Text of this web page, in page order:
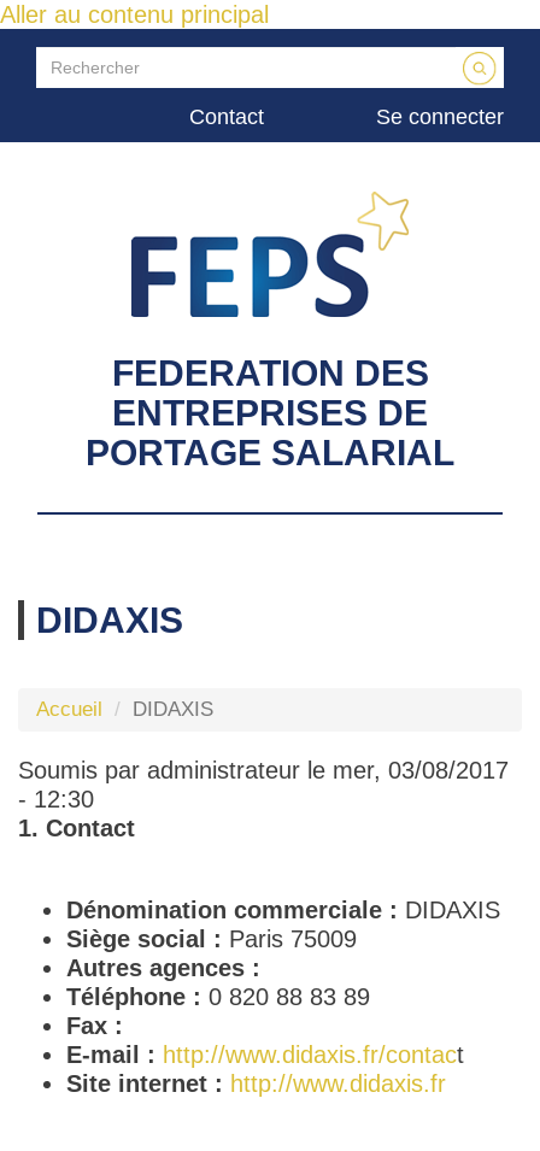
Aller au contenu principal
Contact Se connecter
FEDERATION DES
ENTREPRISES DE
PORTAGE SALARIAL
DIDAXIS
Accueil DIDAXIS
Soumis par administrateur le mer, 03/08/2017
- 12:30
1. Contact
Dénomination commerciale : DIDAXIS
Siège social : Paris 75009
Autres agences :
Téléphone : 0 820 88 83 89
Fax :
E-mail : http://www.didaxis.fr/contact
Site internet : http://www.didaxis.fr